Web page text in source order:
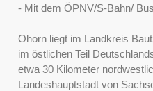
- Mit dem ÖPNV/S-Bahn/
Ohorn liegt im Landkreis
im östlichen Teil
etwa 30 Kilometer
Landeshauptstadt von